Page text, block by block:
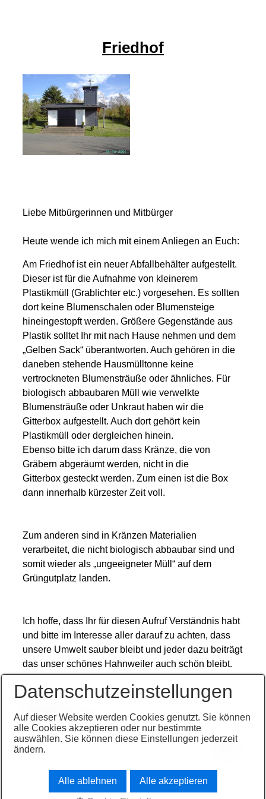
Friedhof
Liebe Mitbürgerinnen und Mitbürger
Heute wende ich mich mit einem Anliegen an Euch:
Am Friedhof ist ein neuer Abfallbehälter aufgestellt.
Dieser ist für die Aufnahme von kleinerem
Plastikmüll (Grablichter etc.) vorgesehen. Es sollten
dort keine Blumenschalen oder Blumensteige
hineingestopft werden. Größere Gegenstände aus
Plastik solltet Ihr mit nach Hause nehmen und dem
„Gelben Sack“ überantworten. Auch gehören in die
daneben stehende Hausmülltonne keine
vertrockneten Blumensträuße oder ähnliches. Für
biologisch abbaubaren Müll wie verwelkte
Blumensträuße oder Unkraut haben wir die
Gitterbox aufgestellt. Auch dort gehört kein
Plastikmüll oder dergleichen hinein.
Ebenso bitte ich darum dass Kränze, die von
Gräbern abgeräumt werden, nicht in die
Gitterbox gesteckt werden. Zum einen ist die Box
dann innerhalb kürzester Zeit voll.
Zum anderen sind in Kränzen Materialien
verarbeitet, die nicht biologisch abbaubar sind und
somit wieder als „ungeeigneter Müll“ auf dem
Grüngutplatz landen.
Ich hoffe, dass Ihr für diesen Aufruf Verständnis habt
und bitte im Interesse aller darauf zu achten, dass
unsere Umwelt sauber bleibt und jeder dazu beiträgt
das unser schönes Hahnweiler auch schön bleibt.
- Ortsbürgermeister-
Datenschutzeinstellungen
Auf dieser Website werden Cookies genutzt. Sie können
alle Cookies akzeptieren oder nur bestimmte
auswählen. Sie können diese Einstellungen jederzeit
ändern.
Alle ablehnen Alle akzeptieren